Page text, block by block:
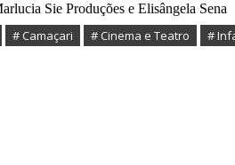
Sie Produções e Elisângela Sena
# Camaçari # Cinema e Teatro #